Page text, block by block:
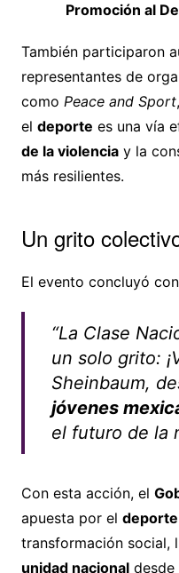
Promoción al
También participaron
representantes de
como Peace and Sport
el deporte es una vía
de la violenciay la
más resilientes.
Un grito
El evento concluyó
“La Clase
un solo grito:
Sheinbaum,
jóvenes
el futuro de la
Con esta acción, el
apuesta por el deporte
transformación social,
unidad nacionaldesde